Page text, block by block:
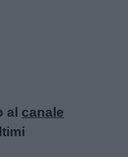
al canale